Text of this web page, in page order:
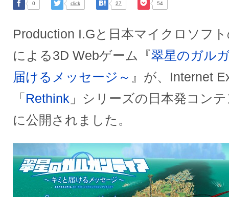
0 click 27 54
Production I.Gと日本マイクロソフ
による3D Webゲーム『翠星のガル
届けるメッセージ～ 』が、Internet
「 Rethink 」シリーズの日本発コン
に公開されました。